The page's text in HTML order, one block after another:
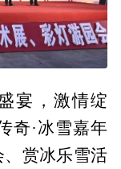
宴，激情绽
奇·冰雪嘉年
、赏冰乐雪活